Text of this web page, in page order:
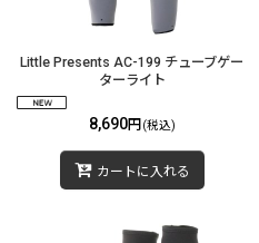
Little Presents AC-199 チューブゲー
ターライト
8,690円 (税込)
カートに入れる